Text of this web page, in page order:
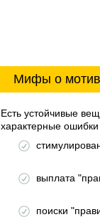
Мифы о
Есть устойчивые
характерные ошибки
выплата
поиски